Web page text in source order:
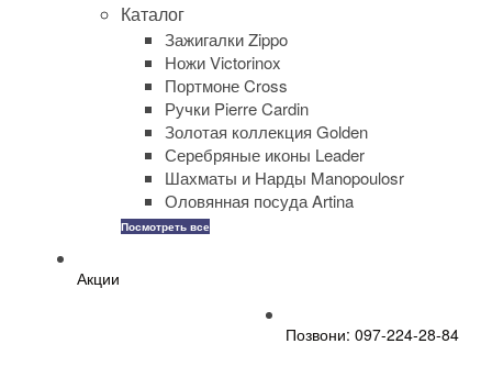
Каталог
Зажигалки Zippo
Ножи Victorinox
Портмоне Cross
Ручки Pierre Cardin
Золотая коллекция Golden
Серебряные иконы Leader
Шахматы и Нарды Manopoulosr
Оловянная посуда Artina
Посмотреть все
Акции
Позвони: 097-224-28-84